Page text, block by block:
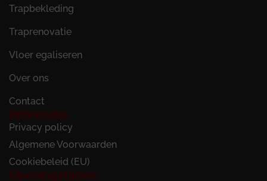
Trapbekleding
Traprenovatie
Vloer egaliseren
Over ons
Contact
Informatie
Privacy policy
Algemene Voorwaarden
Cookiebeleid (EU)
Openingstijden: